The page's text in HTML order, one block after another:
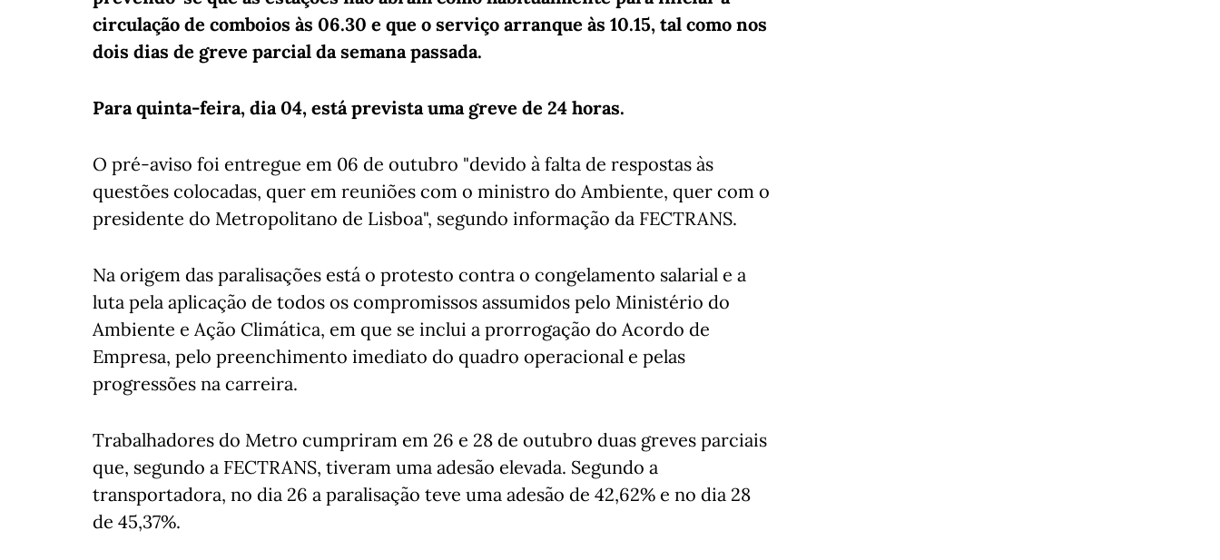
circulação de comboios às 06.30 e que o serviço arranque às 10.15, tal como nos
dois dias de greve parcial da semana passada.
Para quinta-feira, dia 04, está prevista uma greve de 24 horas.
O pré-aviso foi entregue em 06 de outubro "devido à falta de respostas às
questões colocadas, quer em reuniões com o ministro do Ambiente, quer com o
presidente do Metropolitano de Lisboa", segundo informação da FECTRANS.
Na origem das paralisações está o protesto contra o congelamento salarial e a
luta pela aplicação de todos os compromissos assumidos pelo Ministério do
Ambiente e Ação Climática, em que se inclui a prorrogação do Acordo de
Empresa, pelo preenchimento imediato do quadro operacional e pelas
progressões na carreira.
Trabalhadores do Metro cumpriram em 26 e 28 de outubro duas greves parciais
que, segundo a FECTRANS, tiveram uma adesão elevada. Segundo a
transportadora, no dia 26 a paralisação teve uma adesão de 42,62% e no dia 28
de 45,37%.